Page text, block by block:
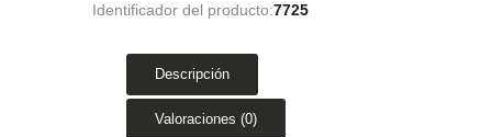
Identificador del producto:7725
Descripción
Valoraciones (0)